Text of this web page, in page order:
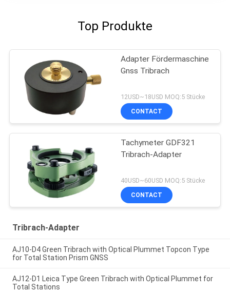
Top Produkte
Adapter Fördermaschine
Gnss Tribrach
12USD~18USD MOQ:5 Stücke
CONTACT
Tachymeter GDF321
Tribrach-Adapter
40USD~60USD MOQ:5 Stücke
CONTACT
Tribrach-Adapter
AJ10-D4 Green Tribrach with Optical Plummet Topcon Type
for Total Station Prism GNSS
AJ12-D1 Leica Type Green Tribrach with Optical Plummet for
Total Stations